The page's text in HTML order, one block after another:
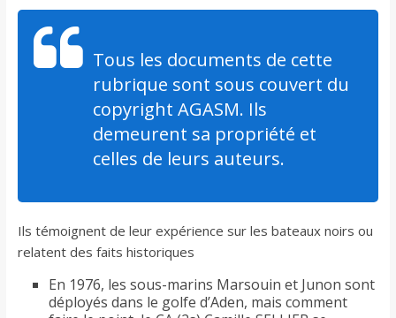
Tous les documents de cette
rubrique sont sous couvert du
copyright AGASM. Ils
demeurent sa propriété et
celles de leurs auteurs.
Ils témoignent de leur expérience sur les bateaux noirs ou
relatent des faits historiques
En 1976, les sous-marins Marsouin et Junon sont
déployés dans le golfe d’Aden, mais comment